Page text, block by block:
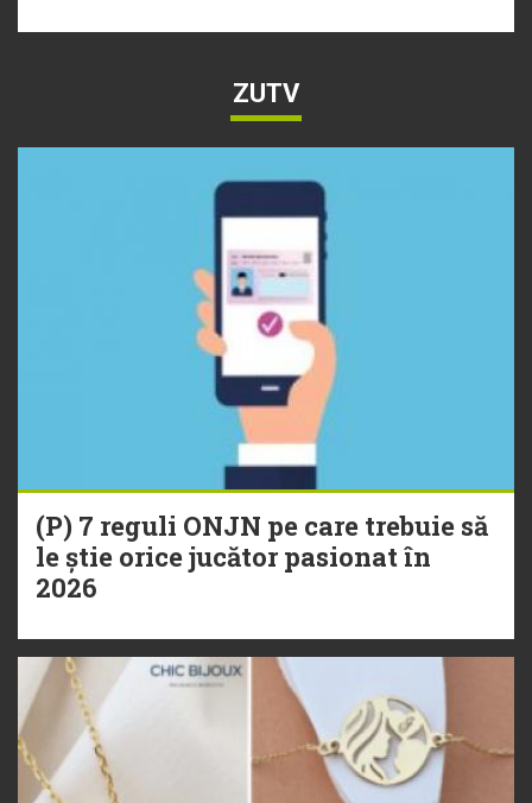
ZUTV
(P) 7 reguli ONJN pe care trebuie să
le știe orice jucător pasionat în
2026